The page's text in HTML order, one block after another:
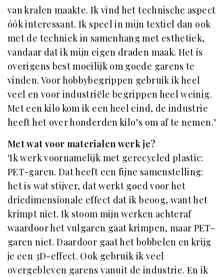
van kralen maakte. Ik vind het technische aspect
óók interessant. Ik speel in mijn textiel dan ook
met de techniek in samenhang met esthetiek,
vandaar dat ik mijn eigen draden maak. Het is
overigens best moeilijk om goede garens te
vinden. Voor hobbybegrippen gebruik ik heel
veel en voor industriële begrippen heel weinig.
Met een kilo kom ik een heel eind, de industrie
heeft het over honderden kilo’s om af te nemen.’
Met wat voor materialen werk je?
‘Ik werk voornamelijk met gerecycled plastic:
PET-garen. Dat heeft een fijne samenstelling:
het is wat stijver, dat werkt goed voor het
driedimensionale effect dat ik beoog, want het
krimpt niet. Ik stoom mijn werken achteraf
waardoor het vulgaren gaat krimpen, maar PET-
garen niet. Daardoor gaat het bobbelen en krijg
je een 3D-effect. Ook gebruik ik veel
overgebleven garens vanuit de industrie. En ik